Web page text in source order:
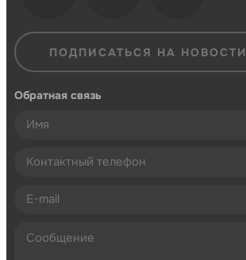
ПОДПИСАТЬСЯ НА НОВОСТИ
Обратная связь